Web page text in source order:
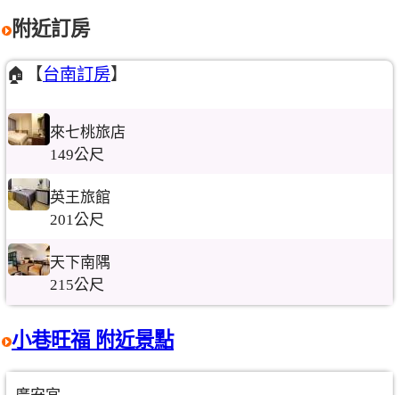
附近訂房
🏠【台南訂房】
來七桃旅店
149公尺
英王旅館
201公尺
天下南隅
215公尺
小巷旺福 附近景點